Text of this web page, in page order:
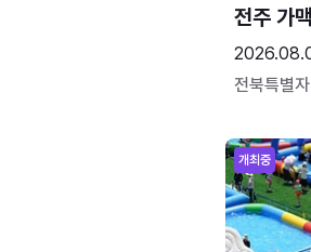
전주 가
전북특별
개최중